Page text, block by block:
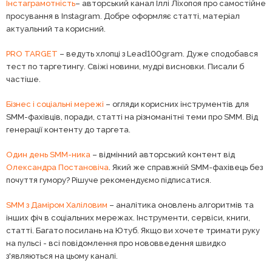
Інстаграмотність– авторський канал Іллі Ліхопоя про самостійне
просування в Instagram. Добре оформляє статті, матеріал
актуальний та корисний.
PRO TARGET – ведуть хлопці з Lead100gram. Дуже сподобався
тест по таргетингу. Свіжі новини, мудрі висновки. Писали б
частіше.
Бізнес і соціальні мережі – огляди корисних інструментів для
SMM-фахівців, поради, статті на різноманітні теми про SMM. Від
генерації контенту до таргета.
Один день SMM-ника – відмінний авторський контент від
Олександра Постановіча . Який же справжній SMM-фахівець без
почуття гумору? Рішуче рекомендуємо підписатися.
SMM з Даміром Халіловим – аналітика оновлень алгоритмів та
інших фіч в соціальних мережах. Інструменти, сервіси, книги,
статті. Багато посилань на Ютуб. Якщо ви хочете тримати руку
на пульсі - всі повідомлення про нововведення швидко
з'являються на цьому каналі.